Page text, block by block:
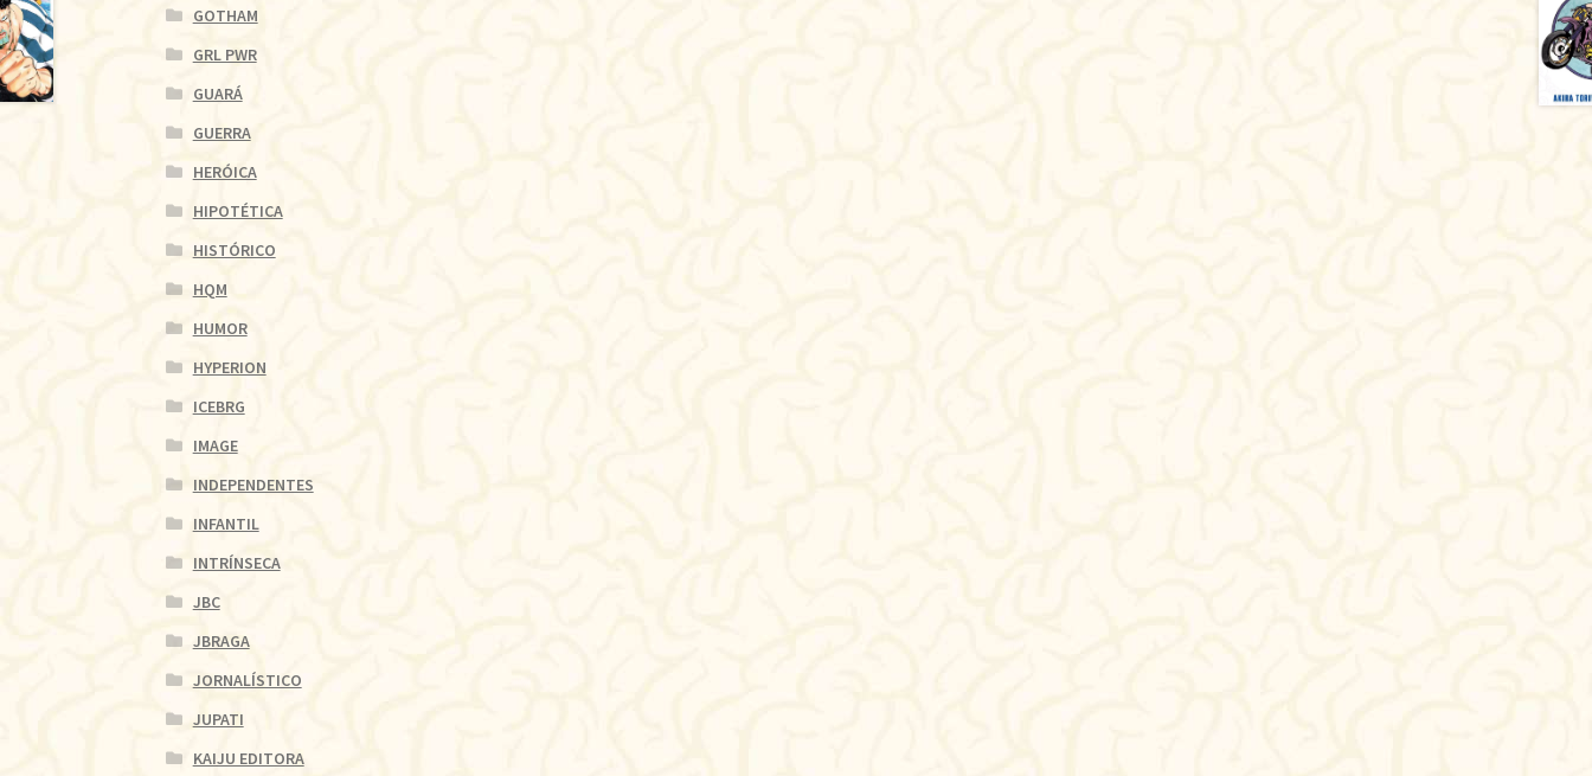
GOTHAM
GRL PWR
GUARÁ
GUERRA
HERÓICA
HIPOTÉTICA
HISTÓRICO
HQM
HUMOR
HYPERION
ICEBRG
IMAGE
INDEPENDENTES
INFANTIL
INTRÍNSECA
JBC
JBRAGA
JORNALÍSTICO
JUPATI
KAIJU EDITORA